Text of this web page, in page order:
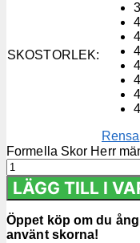
SKOSTORLEK:
Rensa
Formella Skor Herr
LÄGG TILL I
Öppet köp om du
använt skorna!